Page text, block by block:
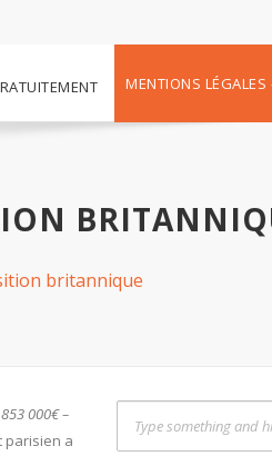
MENTIONS
britannique
000€ –
parisien a